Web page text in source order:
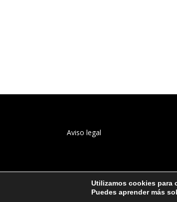
Aviso legal
Utilizamos cookies para
Puedes aprender más